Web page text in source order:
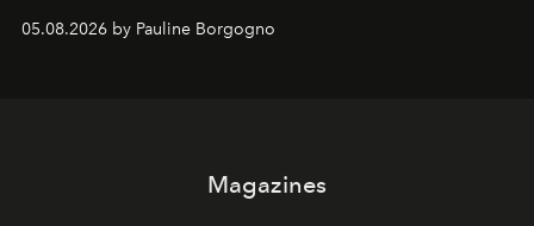
05.08.2026 by Pauline Borgogno
Magazines